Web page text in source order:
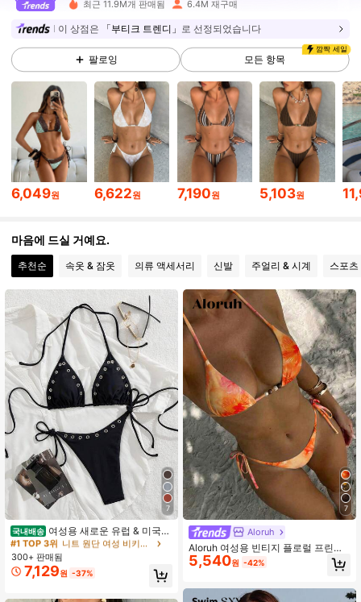
4.87 2.6M 팔로워
2.6M 팔로워
4.87 2.6M 팔로워
4.87 2.6M 팔로워
4.87 2.6M 팔로워
2.6M 팔로워
4.87 2.6M 팔로워
최근 11.9M개 판매됨 6.4M 재구매
이 상점은 「부티크 트렌디」 로 선정되었습니다
팔로잉
깜짝 세일
모든 항목
6,049원 6,622원 7,190원 5,103원
마음에 드실 거예요.
추천순 속옷 & 잠옷 의류 액세서리 신발 주얼리 & 시계 스포
7
국내배송 여성용 새로운 유럽 & 미국
스타일 비키니 세트 휴가 해변 블랙 여
름, 리조트 웨어
니트 원단 여성 비키니 세트
높은 재방문 고객
#1 TOP 3위
니트 원단 여성 비키니 세트
높은 재방문 고객
#1 TOP 3위
니트 원단 여성 비키니 세트
높은 재방문 고객
#1 TOP 3위
300+ 판매됨
7,129원 -37%
7
Aloruh
Aloruh 여성용 빈티지 플로럴 프린트
패턴 수영복 세트, 해변에 적합
5,540원 -42%